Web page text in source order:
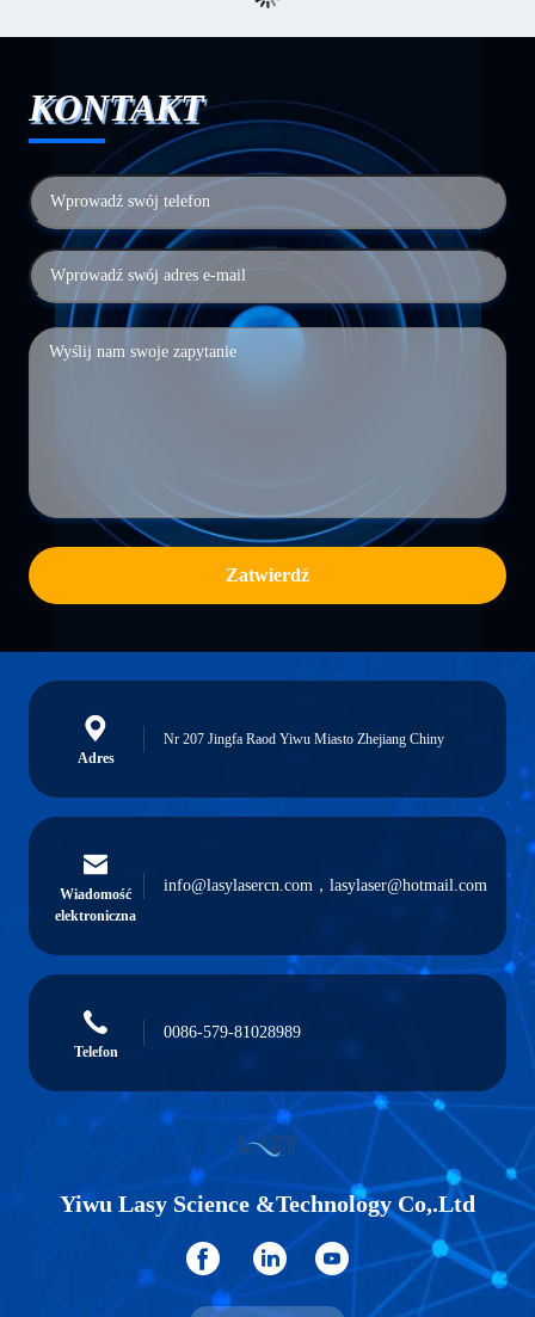
KONTAKT
Zatwierdź
Adres
Nr 207 Jingfa Raod Yiwu Miasto Zhejiang Chiny
Wiadomość
elektroniczna
info@lasylasercn.com，lasylaser@hotmail.com
Telefon
0086-579-81028989
Yiwu Lasy Science &Technology Co,.Ltd